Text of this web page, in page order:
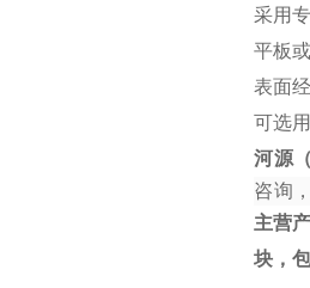
采用
平板
表面
可选
河源
咨询
主营
块，